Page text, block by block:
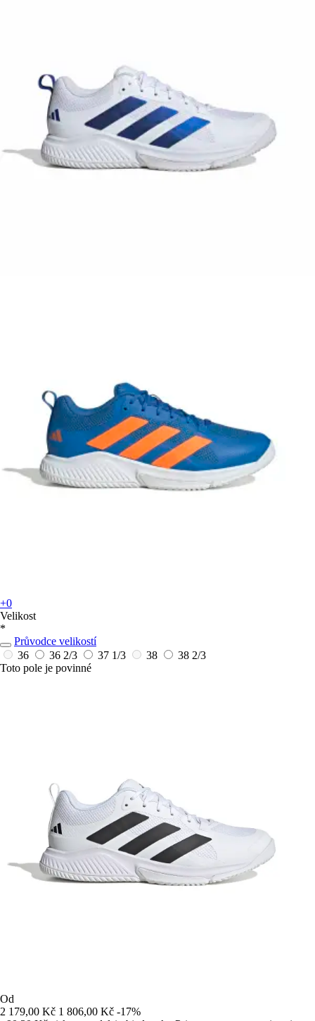
+0
Velikost
*
Průvodce velikostí
36
36 2/3 37 1/3 38
38 2/3
Toto pole je povinné
Od
2 179,00 Kč 1 806,00 Kč -17%